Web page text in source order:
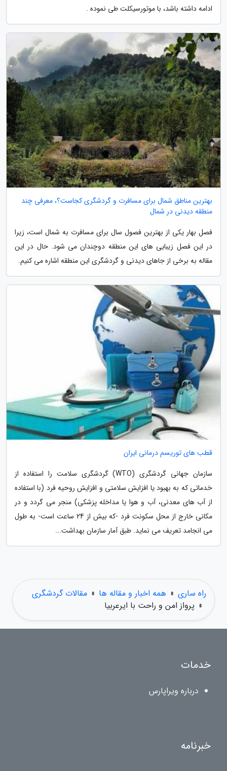
ادامه داشته باشد، با موتورسیکلت طی نموده .
بهترین مناطق شمال برای مسافرت و گردشگری کجاست؟، معرفی چند
منطقه دیدنی در شمال
فصل بهار یکی از بهترین فصول سال برای مسافرت به شمال است، زیرا
در این فصل زیبایی های این منطقه دوچندان می شود. حال در این
مقاله به برخی از جاهای دیدنی و گردشگری این منطقه اشاره می کنیم.
قطب های توریسم درمانی ایران
سازمان جهانی گردشگری (WTO) گردشگری سلامت را استفاده از
خدماتی که به بهبود یا افزایش سلامتی و افزایش روحیه فرد (با استفاده
از آب های معدنی، آب و هوا یا مداخله پزشکی) منجر می گردد و در
مکانی خارج از محل سکونت فرد -که بیش از 24 ساعت است- به طول
می انجامد تعریف می نماید. طبق آمار سازمان بهداشت...
راه ساری » همه اخبار و مقاله ها » مقالات گردشگری
» پرواز امن و راحت با ایرعربیا
خدمات
درباره ویراپارس
خبرنامه